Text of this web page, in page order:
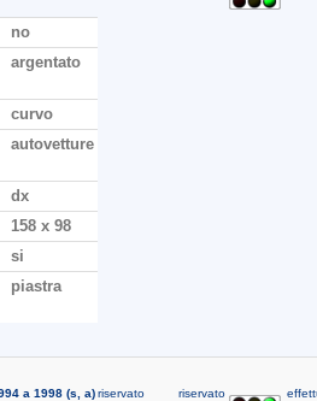
no
argentato
curvo
autovetture
dx
158 x 98
si
piastra
a 1998 (s, a)riservato riservato